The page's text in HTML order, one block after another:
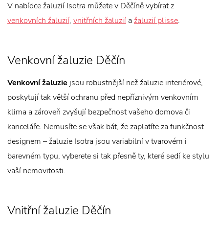
V nabídce žaluzií Isotra můžete v Děčíně vybírat z
venkovních žaluzií, vnitřních žaluzií a žaluzií plisse.
Venkovní žaluzie Děčín
Venkovní žaluzie jsou robustnější než žaluzie interiérové,
poskytují tak větší ochranu před nepříznivým venkovním
klima a zároveň zvyšují bezpečnost vašeho domova či
kanceláře. Nemusíte se však bát, že zaplatíte za funkčnost
designem – žaluzie Isotra jsou variabilní v tvarovém i
barevném typu, vyberete si tak přesně ty, které sedí ke stylu
vaší nemovitosti.
Vnitřní žaluzie Děčín